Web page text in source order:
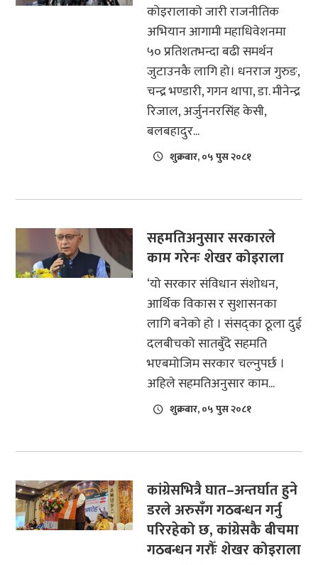
कोइरालाको जारी राजनीतिक
अभियान आगामी महाधिवेशनमा
५० प्रतिशतभन्दा बढी समर्थन
जुटाउनकै लागि हो। धनराज गुरुङ,
चन्द्र भण्डारी, गगन थापा, डा. मीनेन्द्र
रिजाल, अर्जुननरसिंह केसी,
बलबहादुर...
शुक्रबार, ०५ पुस २०८१
सहमतिअनुसार सरकारले
काम गरेनः शेखर कोइराला
‘यो सरकार संविधान संशोधन,
आर्थिक विकास र सुशासनका
लागि बनेको हो । संसद्का ठूला दुई
दलबीचको सातबुँदे सहमति
भएबमोजिम सरकार चल्नुपर्छ ।
अहिले सहमतिअनुसार काम...
शुक्रबार, ०५ पुस २०८१
कांग्रेसभित्रै घात–अन्तर्घात हुने
डरले अरुसँग गठबन्धन गर्नु
परिरहेको छ, कांग्रेसकै बीचमा
गठबन्धन गरौँः शेखर कोइराला